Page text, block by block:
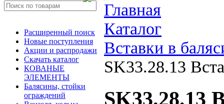
Расширенный поиск
Новые поступления
Акции и распродажи
Скачать каталог
КОВАНЫЕ
ЭЛЕМЕНТЫ
Балясины, стойки
ограждений
Главная
Каталог
Вставки в
SK33.28.13
SK33.28.13